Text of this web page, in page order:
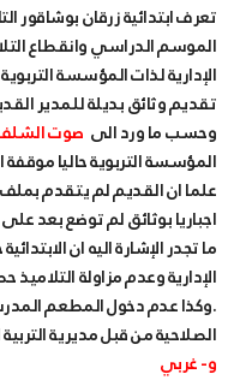
تعرف ابتدائية زرقان بوشاقور التابعة لبدية الحجاج شللا ملحوظا منذ بداية
الموسم الدراسي وانقطاع
الإدارية لذات المؤسسة
تقديم وثائق بديلة للمدير
وحسب ما ورد الى صوت
المؤسسة التربوية حاليا
علما ان القديم لم يتقدم
اجباريا بوثائق لم توضع بعد
ما تجدر الإشارة اليه ان
الإدارية وعدم مزاولة
.وكذا عدم دخول المطعم
الصلاحية من قبل مديرية
و- غربي